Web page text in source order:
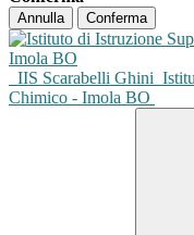
Annulla Conferma
IIS Scarabelli Ghini
Chimico - Imola BO